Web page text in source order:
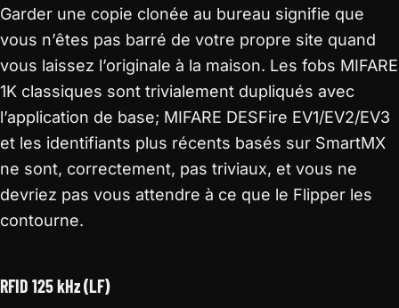
Garder une copie clonée au bureau signifie que
vous n’êtes pas barré de votre propre site quand
vous laissez l’originale à la maison. Les fobs MIFARE
1K classiques sont trivialement dupliqués avec
l’application de base; MIFARE DESFire EV1/EV2/EV3
et les identifiants plus récents basés sur SmartMX
ne sont, correctement, pas triviaux, et vous ne
devriez pas vous attendre à ce que le Flipper les
contourne.
RFID 125 kHz (LF)